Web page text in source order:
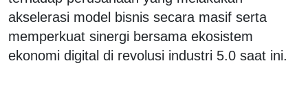
akselerasi model bisnis secara masif serta
memperkuat sinergi bersama ekosistem
ekonomi digital di revolusi industri 5.0 saat ini.